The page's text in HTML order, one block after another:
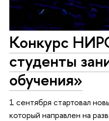
Конкурс
студенты
обучения»
1 сентября стартовал
который направлен на